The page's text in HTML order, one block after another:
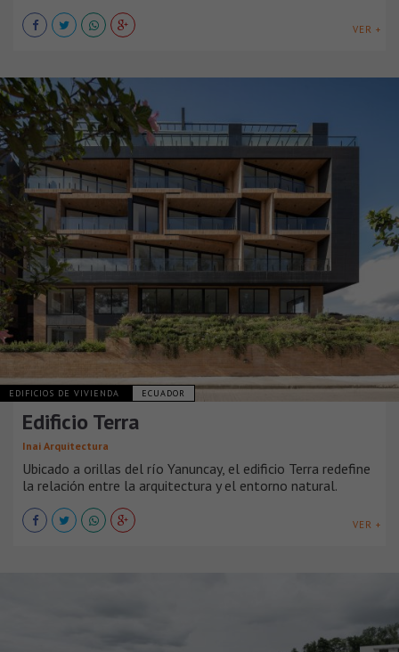
VER +
EDIFICIOS DE VIVIENDA ECUADOR
Edificio Terra
Inai Arquitectura
Ubicado a orillas del río Yanuncay, el edificio Terra redefine
la relación entre la arquitectura y el entorno natural.
VER +